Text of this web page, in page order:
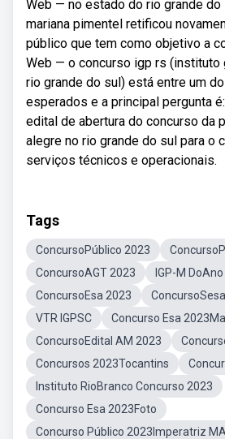
Web — no estado do rio grande do
mariana pimentel retificou
público que tem como objetivo a
Web — o concurso igp rs (instituto
rio grande do sul) está entre um
esperados e a principal pergunta
edital de abertura do concurso da
alegre no rio grande do sul para o
serviços técnicos e operacionais.
Tags
ConcursoPúblico 2023
ConcursoAGT 2023
IGP-M
ConcursoEsa 2023
VTR IGPSC
Concurso Esa
ConcursoEdital AM 2023
Concursos 2023Tocantins
Instituto RioBranco Concurso 2023
Concurso Esa 2023Foto
Concurso Público 2023Imperatriz MA